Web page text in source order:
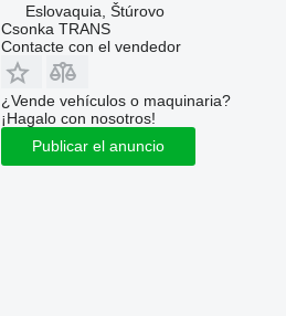
Eslovaquia, Štúrovo
Csonka TRANS
Contacte con el vendedor
¿Vende vehículos o maquinaria?
¡Hagalo con nosotros!
Publicar el anuncio